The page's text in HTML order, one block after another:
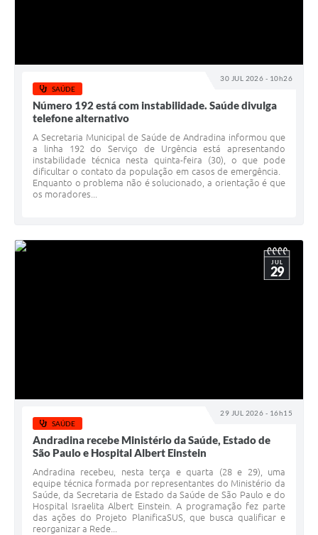
30 JUL 2026 - 10h26
SAÚDE
Número 192 está com instabilidade. Saúde divulga
telefone alternativo
A Secretaria Municipal de Saúde de Andradina informou que
a linha 192 do Serviço de Urgência está apresentando
instabilidade técnica nesta quinta-feira (30), o que pode
dificultar o contato da população em casos de emergência.
Enquanto o problema não é solucionado, a orientação é que
os moradores...
29 JUL 2026 - 16h15
JUL
29
SAÚDE
Andradina recebe Ministério da Saúde, Estado de
São Paulo e Hospital Albert Einstein
Andradina recebeu, nesta terça e quarta (28 e 29), uma
equipe técnica formada por representantes do Ministério da
Saúde, da Secretaria de Estado da Saúde de São Paulo e do
Hospital Israelita Albert Einstein. A programação fez parte
das ações do Projeto PlanificaSUS, que busca qualificar e
reorganizar a Rede...